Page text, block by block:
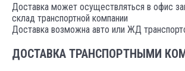
Доставка может осуществляться в офис
склад транспортной компании
Доставка возможна авто или ЖД
ДОСТАВКА ТРАНСПОРТНЫМИ